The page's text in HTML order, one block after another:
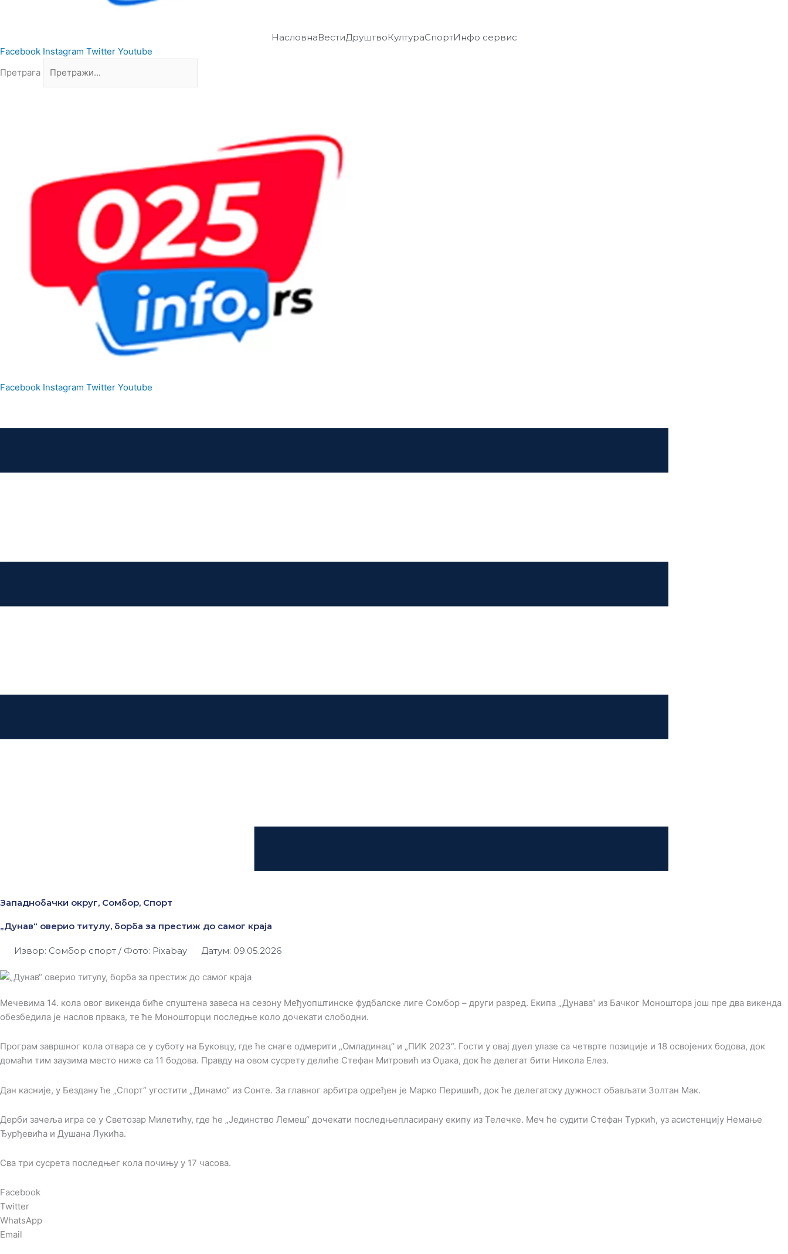
НасловнаВестиДруштвоКултураСпортИнфо сервис
Facebook Instagram Twitter Youtube
Претрага
Facebook Instagram Twitter Youtube
Западнобачки округ, Сомбор, Спорт
„Дунав“ оверио титулу, борба за престиж до самог краја
Извор: Сомбор спорт / Фото: Pixabay Датум: 09.05.2026
Мечевима 14. кола овог викенда биће спуштена завеса на сезону Међуопштинске фудбалске лиге Сомбор – други разред. Екипа „Дунава“ из Бачког Моноштора још пре два викенда
обезбедила је наслов првака, те ће Моношторци последње коло дочекати слободни.
Програм завршног кола отвара се у суботу на Буковцу, где ће снаге одмерити „Омладинац“ и „ПИК 2023“. Гости у овај дуел улазе са четврте позиције и 18 освојених бодова, док
домаћи тим заузима место ниже са 11 бодова. Правду на овом сусрету делиће Стефан Митровић из Оџака, док ће делегат бити Никола Елез.
Дан касније, у Бездану ће „Спорт“ угостити „Динамо“ из Сонте. За главног арбитра одређен је Марко Перишић, док ће делегатску дужност обављати Золтан Мак.
Дерби зачеља игра се у Светозар Милетићу, где ће „Јединство Лемеш“ дочекати последњепласирану екипу из Телечке. Меч ће судити Стефан Туркић, уз асистенцију Немање
Ђурђевића и Душана Лукића.
Сва три сусрета последњег кола почињу у 17 часова.
Facebook
Twitter
WhatsApp
Email